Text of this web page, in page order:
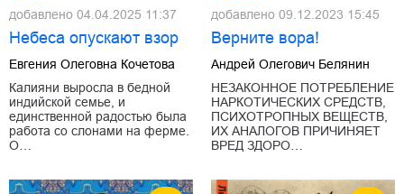
добавлено 04.04.2025 11:37
Небеса опускают взор
Евгения Олеговна Кочетова
Калияни выросла в бедной
индийской семье, и
единственной радостью была
работа со слонами на ферме.
О…
добавлено 09.12.2023 15:45
Верните вора!
Андрей Олегович Белянин
НЕЗАКОННОЕ ПОТРЕБЛЕНИЕ
НАРКОТИЧЕСКИХ СРЕДСТВ,
ПСИХОТРОПНЫХ ВЕЩЕСТВ,
ИХ АНАЛОГОВ ПРИЧИНЯЕТ
ВРЕД ЗДОРО…